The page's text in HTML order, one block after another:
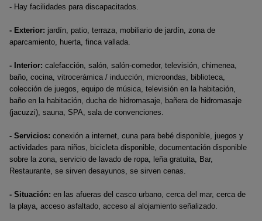
- Hay facilidades para discapacitados.
- Exterior: jardín, patio, terraza, mobiliario de jardín, zona de
aparcamiento, huerta, finca vallada.
- Interior: calefacción, salón, salón-comedor, televisión, chimenea,
baño, cocina, vitrocerámica / inducción, microondas, biblioteca,
colección de juegos, equipo de música, televisión en la habitación,
baño en la habitación, ducha de hidromasaje, bañera de hidromasaje
(jacuzzi), sauna, SPA, sala de convenciones.
- Servicios: conexión a internet, cuna para bebé disponible, juegos y
actividades para niños, bicicleta disponible, documentación disponible
sobre la zona, servicio de lavado de ropa, leña gratuita, Bar,
Restaurante, se sirven desayunos, se sirven cenas.
- Situación: en las afueras del casco urbano, cerca del mar, cerca de
la playa, acceso asfaltado, acceso al alojamiento señalizado.